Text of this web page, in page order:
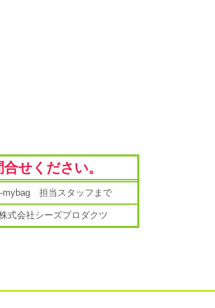
せください。
mybag 担当スタッフまで
式会社シーズプロダクツ